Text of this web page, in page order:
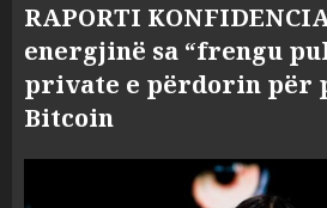
RAPORTI
energjinë sa “frengu
private e përdorin për
Bitcoin